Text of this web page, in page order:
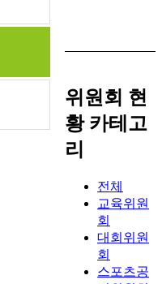
위원회 현
황 카테고
리
전체
교육위원
회
대회위원
회
스포츠공